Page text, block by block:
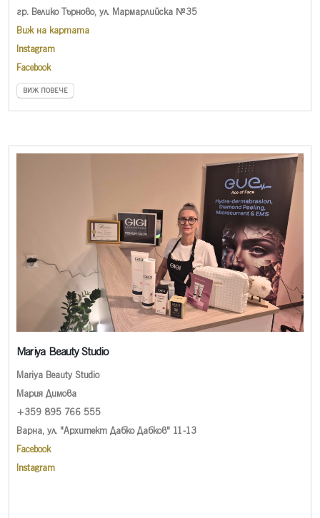
гр. Велико Търново, ул. Мармарлийска №35
Виж на картата
Instagram
Facebook
ВИЖ ПОВЕЧЕ
Mariya Beauty Studio
Mariya Beauty Studio
Мария Димова
+359 895 766 555
Варна, ул. "Архитект Дабко Дабков" 11-13
Facebook
Instagram